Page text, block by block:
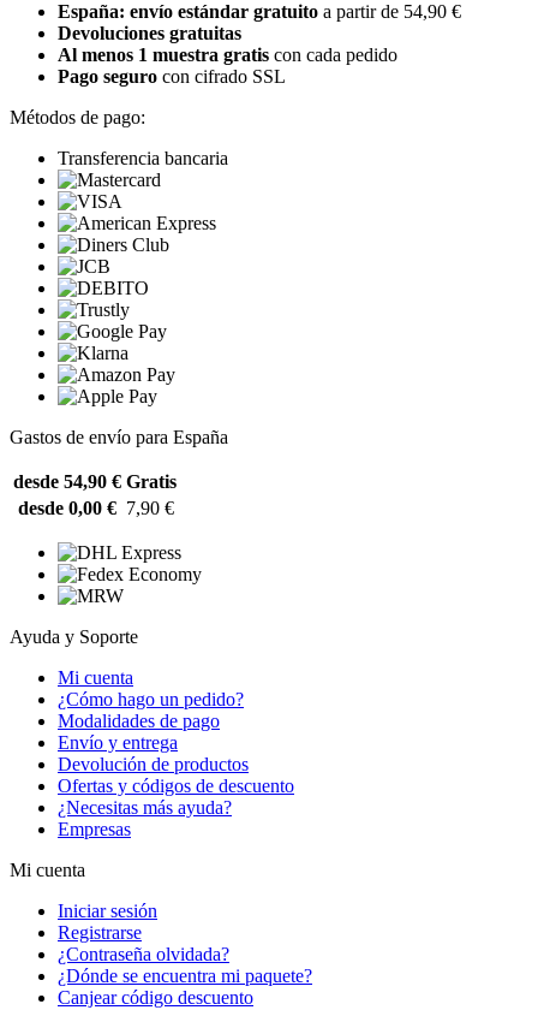
España: envío estándar gratuito a partir de 54,90 €
Devoluciones gratuitas
Al menos 1 muestra gratis con cada pedido
Pago seguro con cifrado SSL
Métodos de pago:
Transferencia bancaria
Gastos de envío para España
desde 54,90 € Gratis
desde 0,00 € 7,90 €
Ayuda y Soporte
Mi cuenta
¿Cómo hago un pedido?
Modalidades de pago
Envío y entrega
Devolución de productos
Ofertas y códigos de descuento
¿Necesitas más ayuda?
Empresas
Mi cuenta
Iniciar sesión
Registrarse
¿Contraseña olvidada?
¿Dónde se encuentra mi paquete?
Canjear código descuento